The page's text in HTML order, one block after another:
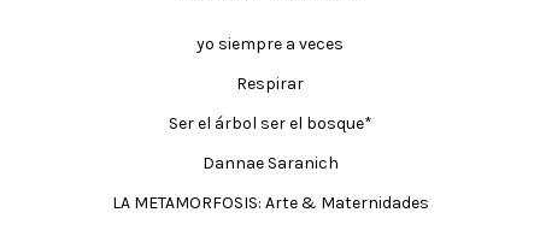
yo siempre a veces
Respirar
Ser el árbol ser el bosque*
Dannae Saranich
LA METAMORFOSIS: Arte & Maternidades